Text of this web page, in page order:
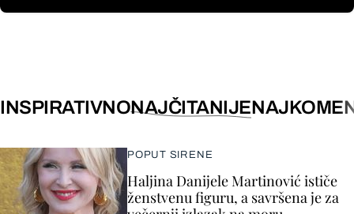
INSPIRATIVNONAJČITANIJE
POPUT SIRENE
Haljina Danijele Martinović ističe
ženstvenu figuru, a savršena je za